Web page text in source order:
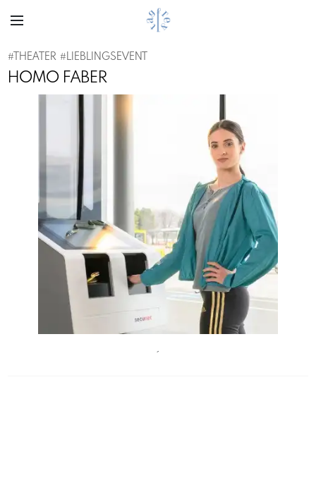
# THEATER #LIEBLINGSEVENT
HOMO FABER
Previous Next
´